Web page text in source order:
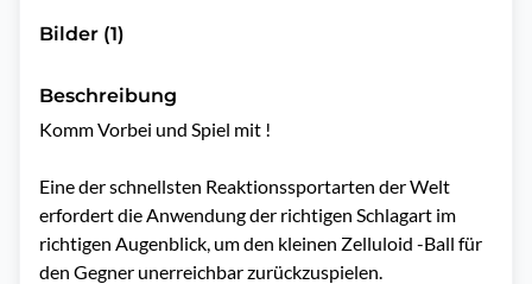
Bilder (1)
Beschreibung
Komm Vorbei und Spiel mit !
Eine der schnellsten Reaktionssportarten der Welt
erfordert die Anwendung der richtigen Schlagart im
richtigen Augenblick, um den kleinen Zelluloid -Ball für
den Gegner unerreichbar zurückzuspielen.